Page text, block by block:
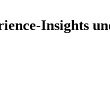
Insights